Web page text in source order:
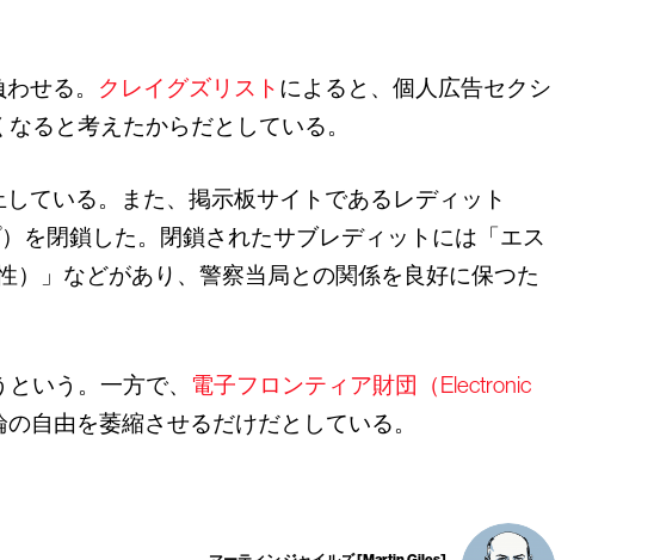
せる。 クレイグズリスト によると、個人広告セクシ
ると考えたからだとしている。
ている。また、掲示板サイトであるレディット
を閉鎖した。閉鎖されたサブレディットには「エス
）」などがあり、警察当局との関係を良好に保つた
いう。一方で、 電子フロンティア財団（Electronic
自由を萎縮させるだけだとしている。